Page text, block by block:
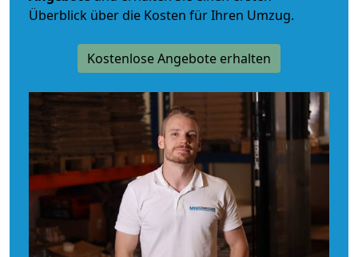
Überblick über die Kosten für Ihren Umzug.
Kostenlose Angebote erhalten